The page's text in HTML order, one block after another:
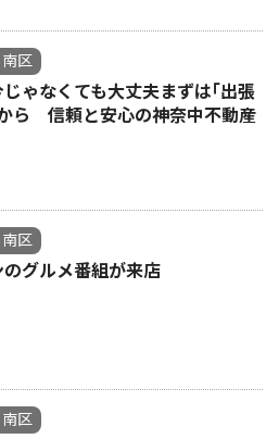
区
ゃなくても大丈夫まずは｢出張
ら 信頼と安心の神奈中不動産
区
グルメ番組が来店
区